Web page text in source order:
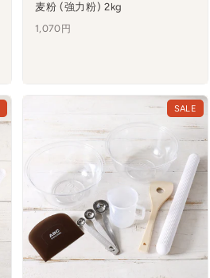
麦粉 (強力粉) 2kg
1,070円
SALE